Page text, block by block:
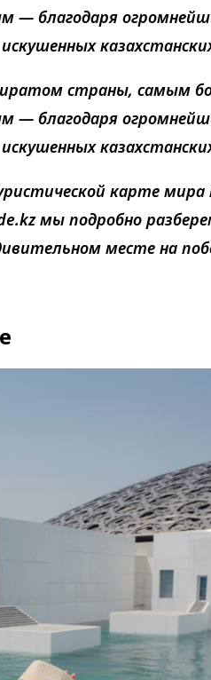
— благодаря
страны, самым
— благодаря
карте мира
мы подробно
месте на